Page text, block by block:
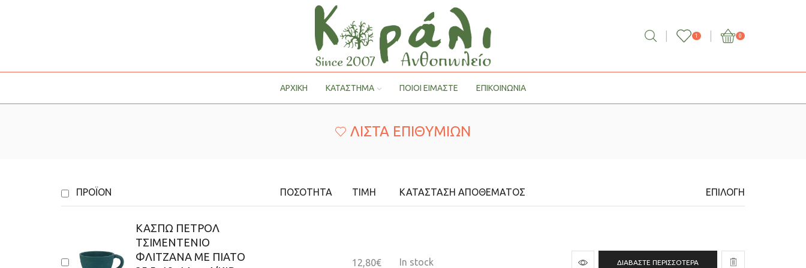
1 0
ΑΡΧΙΚΗ ΚΑΤΑΣΤΗΜΑ ΠΟΙΟΙ ΕΊΜΑΣΤΕ ΕΠΙΚΟΙΝΩΝΙΑ
ΛΊΣΤΑ ΕΠΙΘΥΜΙΏΝ
ΠΡΟΪΌΝ ΠΟΣΌΤΗΤΑ ΤΙΜΉ ΚΑΤΆΣΤΑΣΗ ΑΠΟΘΈΜΑΤΟΣ ΕΠΙΛΟΓΉ
ΚΑΣΠΩ ΠΕΤΡΟΛ
ΤΣΙΜΕΝΤΕΝΙΟ
ΦΛΙΤΖΑΝΑ ΜΕ ΠΙΑΤΟ
12,80€ In stock ΔΙΑΒΆΣΤΕ ΠΕΡΙΣΣΌΤΕΡΑ